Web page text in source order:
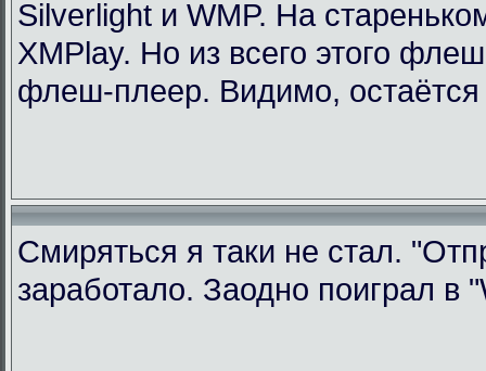
Silverlight и WMP. На
XMPlay. Но из всего этого
флеш-плеер. Видимо,
Смиряться я таки не стал.
заработало. Заодно поиграл в